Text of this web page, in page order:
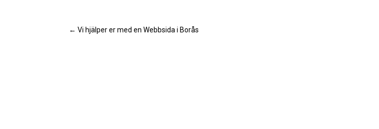
←Vi hjälper er med en Webbsida i Borås